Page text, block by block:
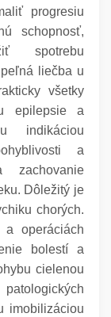
progresiu
schopnosť,
spotrebu
liečba u
všetky
epilepsie a
indikáciou
a
zachovanie
Dôležitý je
chorých.
operáciách
bolestí a
cielenou
imobilizáciou